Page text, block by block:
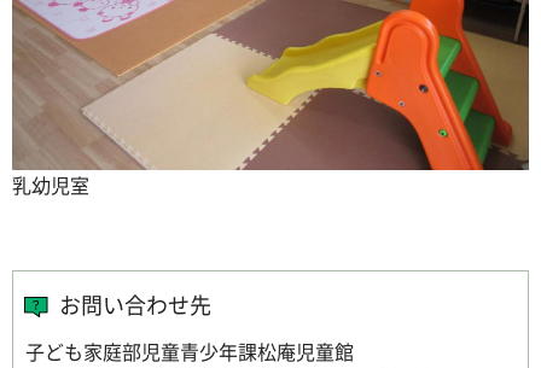
乳幼児室
お問い合わせ先
子ども家庭部児童青少年課松庵児童館